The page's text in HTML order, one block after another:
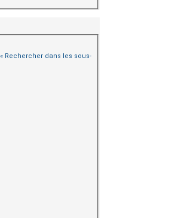
Rechercher dans les sous-